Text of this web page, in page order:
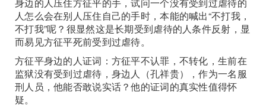
人怎么会在别人压住自己的手时，本能的喊出“不打我，
不打我”呢？很显然这是长期受到虐待的人条件反射，显
而易见方征平死前受到过虐待。
方征平身边的人证词：方征平不认罪，不转化，生前在
监狱没有受到过虐待，身边人（孔祥贵），作为一名服
刑人员，他能否敢说实话？他的证词的真实性值得怀
疑。